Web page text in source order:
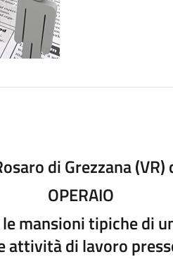
di Grezzana (VR)
OPERAIO
mansioni tipiche di
attività di lavoro